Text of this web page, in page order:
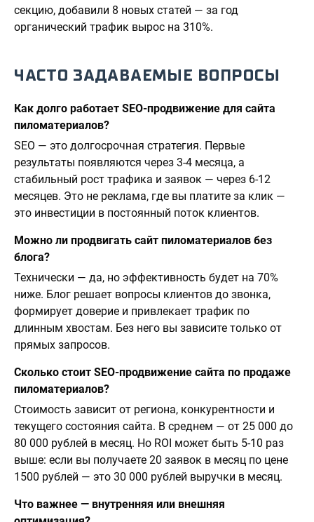
секцию, добавили 8 новых статей — за год
органический трафик вырос на 310%.
ЧАСТО ЗАДАВАЕМЫЕ ВОПРОСЫ
Как долго работает SEO-продвижение для сайта
пиломатериалов?
SEO — это долгосрочная стратегия. Первые
результаты появляются через 3-4 месяца, а
стабильный рост трафика и заявок — через 6-12
месяцев. Это не реклама, где вы платите за клик —
это инвестиции в постоянный поток клиентов.
Можно ли продвигать сайт пиломатериалов без
блога?
Технически — да, но эффективность будет на 70%
ниже. Блог решает вопросы клиентов до звонка,
формирует доверие и привлекает трафик по
длинным хвостам. Без него вы зависите только от
прямых запросов.
Сколько стоит SEO-продвижение сайта по продаже
пиломатериалов?
Стоимость зависит от региона, конкурентности и
текущего состояния сайта. В среднем — от 25 000 до
80 000 рублей в месяц. Но ROI может быть 5-10 раз
выше: если вы получаете 20 заявок в месяц по цене
1500 рублей — это 30 000 рублей выручки в месяц.
Что важнее — внутренняя или внешняя